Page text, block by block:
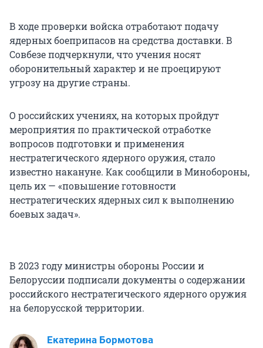
В ходе проверки войска отработают подачу
ядерных боеприпасов на средства доставки. В
Совбезе подчеркнули, что учения носят
оборонительный характер и не проецируют
угрозу на другие страны.
О российских учениях, на которых пройдут
мероприятия по практической отработке
вопросов подготовки и применения
нестратегического ядерного оружия, стало
известно накануне. Как сообщили в Минобороны,
цель их — «повышение готовности
нестратегических ядерных сил к выполнению
боевых задач».
В 2023 году министры обороны России и
Белоруссии подписали документы о содержании
российского нестратегического ядерного оружия
на белорусской территории.
Екатерина Бормотова